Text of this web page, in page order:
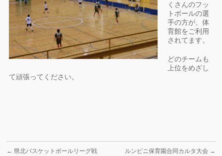
くさんのフッ
トボールの選
手の方が、体
育館をご利用
されてます。
どのチームも
上位をめざし
て頑張ってください。
← 県北バスケットボールリーグ戦 ルンビニ保育園合同カルタ大会 →